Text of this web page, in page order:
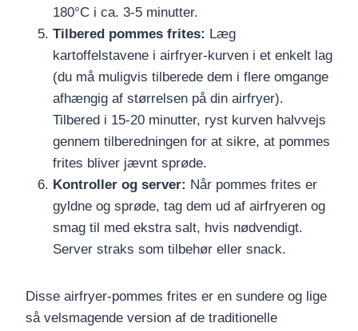
180°C i ca. 3-5 minutter.
Tilbered pommes frites: Læg
kartoffelstavene i airfryer-kurven i et enkelt lag
(du må muligvis tilberede dem i flere omgange
afhængig af størrelsen på din airfryer).
Tilbered i 15-20 minutter, ryst kurven halvvejs
gennem tilberedningen for at sikre, at pommes
frites bliver jævnt sprøde.
Kontroller og server: Når pommes frites er
gyldne og sprøde, tag dem ud af airfryeren og
smag til med ekstra salt, hvis nødvendigt.
Server straks som tilbehør eller snack.
Disse airfryer-pommes frites er en sundere og lige
så velsmagende version af de traditionelle